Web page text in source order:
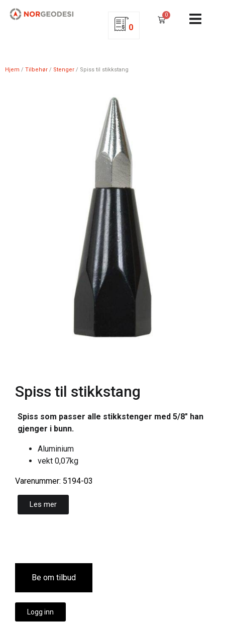
0
0
Hjem / Tilbehør / Stenger / Spiss til stikkstang
Spiss til stikkstang
Spiss som passer alle stikkstenger med 5/8″ han
gjenger i bunn.
Aluminium
vekt 0,07kg
Varenummer: 5194-03
Les mer
Be om tilbud
Logg inn